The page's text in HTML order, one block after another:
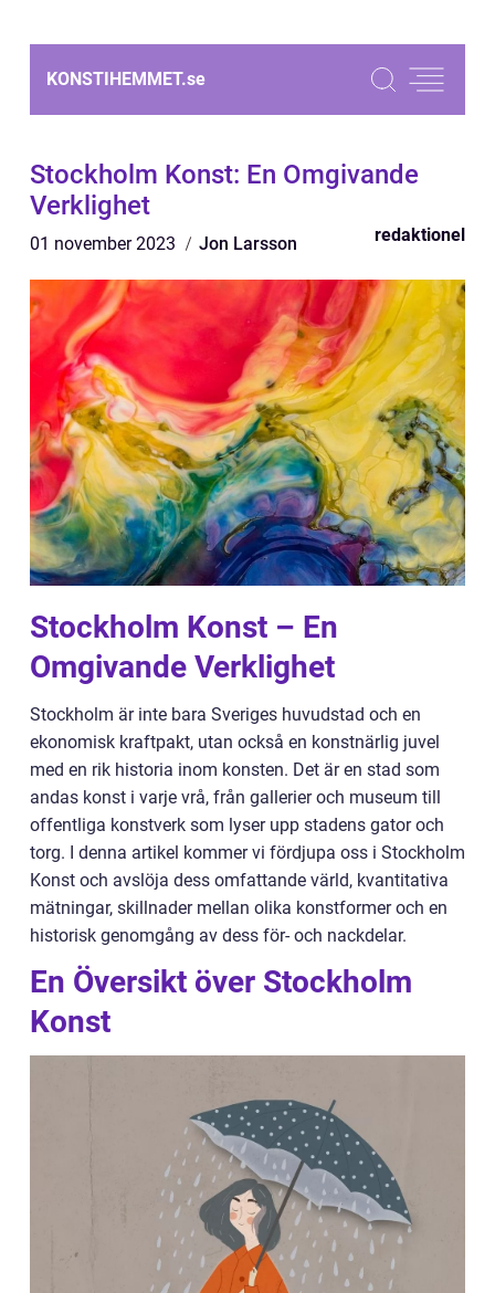
KONSTIHEMMET.se
Stockholm Konst: En Omgivande
Verklighet
01 november 2023 Jon Larsson redaktionel
Stockholm Konst – En
Omgivande Verklighet
Stockholm är inte bara Sveriges huvudstad och en
ekonomisk kraftpakt, utan också en konstnärlig juvel
med en rik historia inom konsten. Det är en stad som
andas konst i varje vrå, från gallerier och museum till
offentliga konstverk som lyser upp stadens gator och
torg. I denna artikel kommer vi fördjupa oss i Stockholm
Konst och avslöja dess omfattande värld, kvantitativa
mätningar, skillnader mellan olika konstformer och en
historisk genomgång av dess för- och nackdelar.
En Översikt över Stockholm
Konst